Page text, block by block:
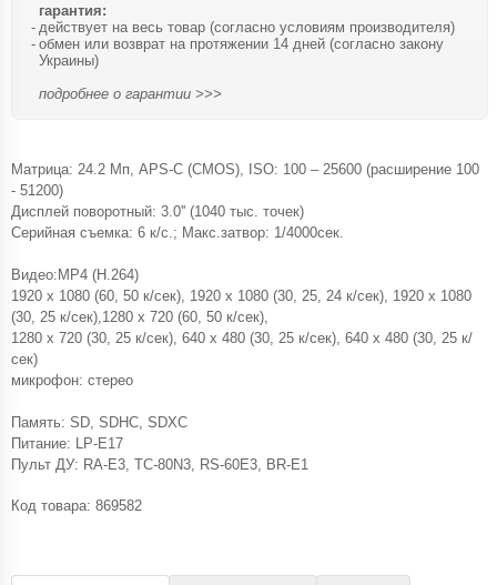
гарантия:
действует на весь товар (согласно условиям производителя)
обмен или возврат на протяжении 14 дней (согласно закону
Украины)
подробнее о гарантии >>>
Матрица: 24.2 Мп, APS-C (CMOS), ISO: 100 – 25600 (расширение 100
- 51200)
Дисплей поворотный: 3.0'' (1040 тыс. точек)
Серийная съемка: 6 к/с.; Макс.затвор: 1/4000сек.
Видео:MP4 (H.264)
1920 x 1080 (60, 50 к/сек), 1920 x 1080 (30, 25, 24 к/сек), 1920 x 1080
(30, 25 к/сек),1280 x 720 (60, 50 к/сек),
1280 x 720 (30, 25 к/сек), 640 x 480 (30, 25 к/сек), 640 x 480 (30, 25 к/
сек)
микрофон: стерео
Память: SD, SDHC, SDXC
Питание: LP-E17
Пульт ДУ: RA-E3, TC-80N3, RS-60E3, BR-E1
Код товара: 869582